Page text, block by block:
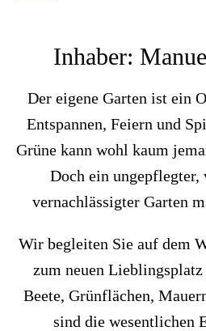
Inhaber:
Der eigene Garten ist ein
Entspannen, Feiern und
Grüne kann wohl kaum
Doch ein
vernachlässigter Garten
Wir begleiten Sie auf dem
zum neuen
Beete, Grünflächen,
sind die wesentlichen